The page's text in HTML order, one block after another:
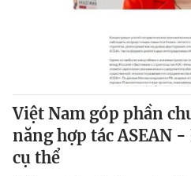
Lịch phát sóng
Emagazine
Photo
Việt Nam góp phần
năng hợp tác ASEAN
cụ thể